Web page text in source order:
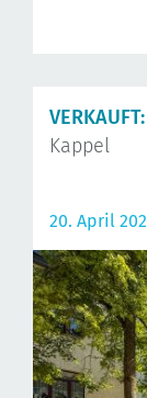
VERKAUFT:
Kappel
20. April